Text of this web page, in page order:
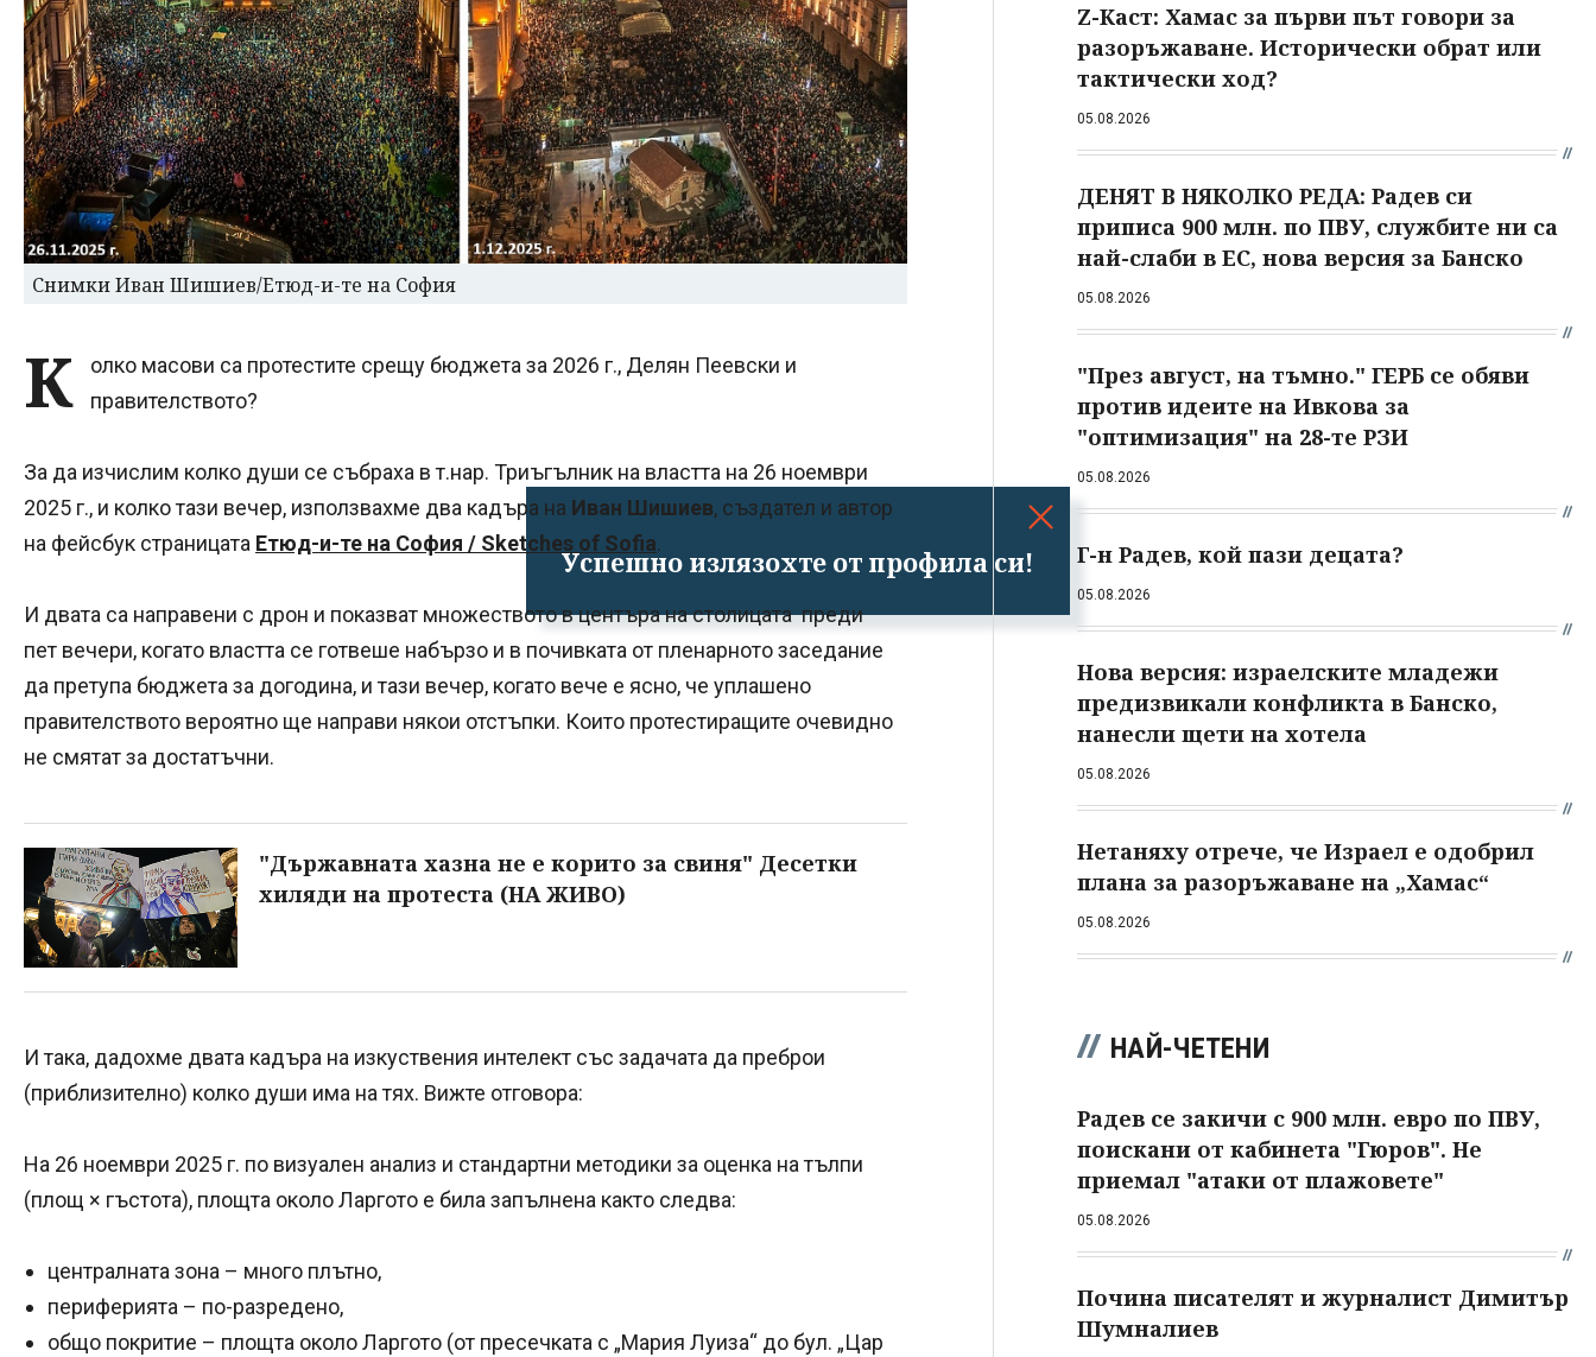
Успешно излязохте от профила си!
Снимки Иван Шишиев/Етюд-и-те на София
К
олко масови са протестите срещу бюджета за 2026 г., Делян Пеевски и
правителството?
За да изчислим колко души се събраха в т.нар. Триъгълник на властта на 26 ноември
2025 г., и колко тази вечер, използвахме два кадъра на Иван Шишиев, създател и автор
на фейсбук страницата Етюд-и-те на София / Sketches of Sofia.
И двата са направени с дрон и показват множеството в центъра на столицата преди
пет вечери, когато властта се готвеше набързо и в почивката от пленарното заседание
да претупа бюджета за догодина, и тази вечер, когато вече е ясно, че уплашено
правителството вероятно ще направи някои отстъпки. Които протестиращите очевидно
не смятат за достатъчни.
"Държавната хазна не е корито за свиня" Десетки
хиляди на протеста (НА ЖИВО)
И така, дадохме двата кадъра на изкуствения интелект със задачата да преброи
(приблизително) колко души има на тях. Вижте отговора:
На 26 ноември 2025 г. по визуален анализ и стандартни методики за оценка на тълпи
(площ × гъстота), площта около Ларгото е била запълнена както следва:
централната зона – много плътно,
периферията – по-разредено,
общо покритие – площта около Ларгото (от пресечката с „Мария Луиза“ до бул. „Цар
Z-Каст: Хамас за първи път говори за
разоръжаване. Исторически обрат или
тактически ход?
05.08.2026
ДЕНЯТ В НЯКОЛКО РЕДА: Радев си
приписа 900 млн. по ПВУ, службите ни са
най-слаби в ЕС, нова версия за Банско
05.08.2026
"През август, на тъмно." ГЕРБ се обяви
против идеите на Ивкова за
"оптимизация" на 28-те РЗИ
05.08.2026
Г-н Радев, кой пази децата?
05.08.2026
Нова версия: израелските младежи
предизвикали конфликта в Банско,
нанесли щети на хотела
05.08.2026
Нетаняху отрече, че Израел е одобрил
плана за разоръжаване на „Хамас“
05.08.2026
НАЙ-ЧЕТЕНИ
Радев се закичи с 900 млн. евро по ПВУ,
поискани от кабинета "Гюров". Не
приемал "атаки от плажовете"
05.08.2026
Почина писателят и журналист Димитър
Шумналиев